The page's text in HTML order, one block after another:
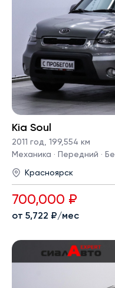
Kia Soul
2011 год
199,554 км
Механика · Передний ·
Красноярск
700,000 ₽
от 5,722 ₽/мес